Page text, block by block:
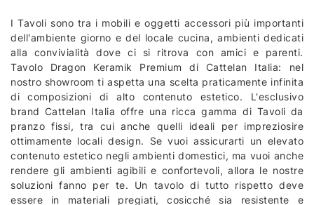
I Tavoli sono tra i mobili e oggetti accessori più importanti
dell'ambiente giorno e del locale cucina, ambienti dedicati
alla convivialità dove ci si ritrova con amici e parenti.
Tavolo Dragon Keramik Premium di Cattelan Italia: nel
nostro showroom ti aspetta una scelta praticamente infinita
di composizioni di alto contenuto estetico. L'esclusivo
brand Cattelan Italia offre una ricca gamma di Tavoli da
pranzo fissi, tra cui anche quelli ideali per impreziosire
ottimamente locali design. Se vuoi assicurarti un elevato
contenuto estetico negli ambienti domestici, ma vuoi anche
rendere gli ambienti agibili e confortevoli, allora le nostre
soluzioni fanno per te. Un tavolo di tutto rispetto deve
essere in materiali pregiati, cosicché sia resistente e